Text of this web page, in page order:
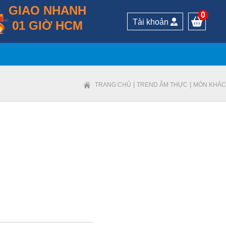
GIAO NHANH
01 GIỜ HCM
Tài khoản
0
TRANG CHỦ TREND ẨM THỰC MÓN KHÁC